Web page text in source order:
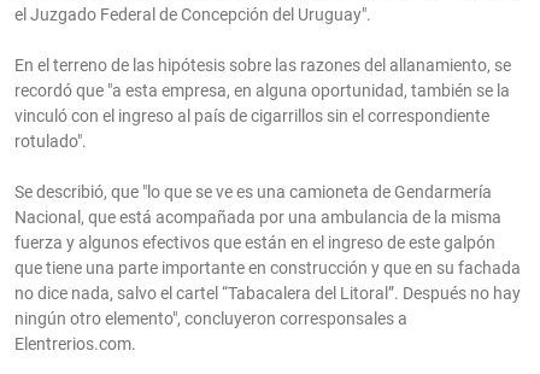
el Juzgado Federal de Concepción del Uruguay".
En el terreno de las hipótesis sobre las razones del allanamiento, se
recordó que "a esta empresa, en alguna oportunidad, también se la
vinculó con el ingreso al país de cigarrillos sin el correspondiente
rotulado".
Se describió, que "lo que se ve es una camioneta de Gendarmería
Nacional, que está acompañada por una ambulancia de la misma
fuerza y algunos efectivos que están en el ingreso de este galpón
que tiene una parte importante en construcción y que en su fachada
no dice nada, salvo el cartel “Tabacalera del Litoral”. Después no hay
ningún otro elemento", concluyeron corresponsales a
Elentrerios.com.